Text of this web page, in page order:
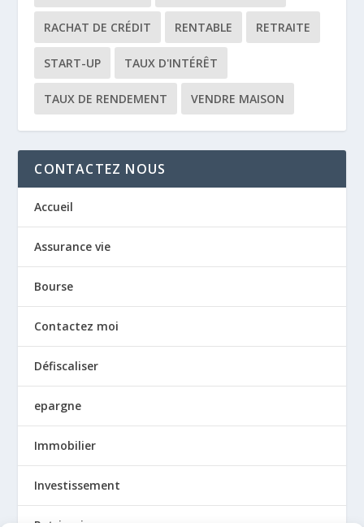
RACHAT DE CRÉDIT RENTABLE RETRAITE
START-UP TAUX D'INTÉRÊT
TAUX DE RENDEMENT VENDRE MAISON
CONTACTEZ NOUS
Accueil
Assurance vie
Bourse
Contactez moi
Défiscaliser
epargne
Immobilier
Investissement